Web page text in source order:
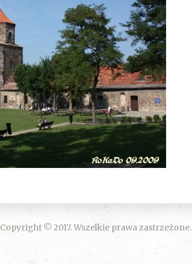
Copyright © 2017. Wszelkie prawa zastrzeżone.